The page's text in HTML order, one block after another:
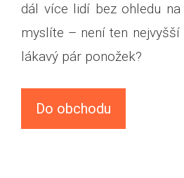
dál více lidí bez ohledu
myslíte – není ten
lákavý pár ponožek?
Do obchodu